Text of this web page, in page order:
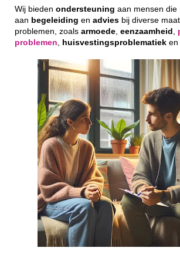
Wij bieden ondersteuning aan mensen die
aan begeleiding en advies bij diverse
problemen, zoals armoede eenzaamheid
problemen
huisvestingsproblematiek en